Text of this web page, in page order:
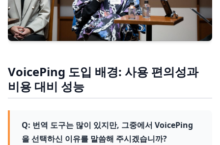
VoicePing 도입 배경: 사용 편의성과
비용 대비 성능
Q: 번역 도구는 많이 있지만, 그중에서 VoicePing
을 선택하신 이유를 말씀해 주시겠습니까?